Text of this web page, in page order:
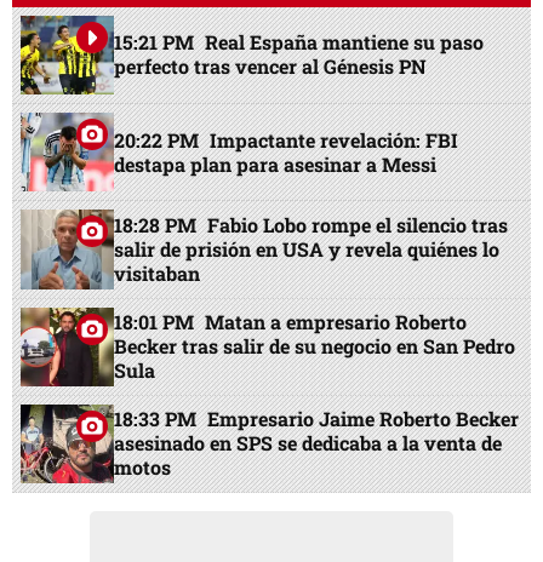
15:21 PM Real España mantiene su paso
perfecto tras vencer al Génesis PN
20:22 PM Impactante revelación: FBI
destapa plan para asesinar a Messi
18:28 PM Fabio Lobo rompe el silencio tras
salir de prisión en USA y revela quiénes lo
visitaban
18:01 PM Matan a empresario Roberto
Becker tras salir de su negocio en San Pedro
Sula
18:33 PM Empresario Jaime Roberto Becker
asesinado en SPS se dedicaba a la venta de
motos